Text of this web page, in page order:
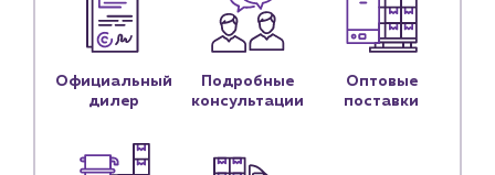
Блог
Контакты
Наши партнёры
Официальный
дилер
Подробные
консультации
Оптовые
поставки